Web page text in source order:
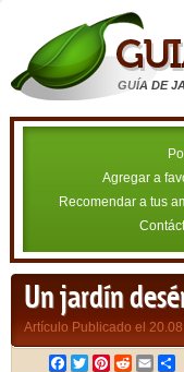
GUÍA DE
Agregar a
Recomendar a tus
Un jardín
Artículo Publicado el
Facebook
TwitterPinterest
RedditEmail